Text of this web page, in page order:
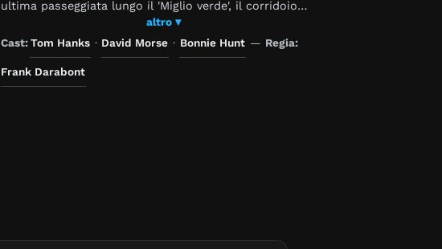
ultima passeggiata lungo il 'Miglio verde', il corridoio
rivestito di linoleum verde che li avrebbe condotti nella
stanza della sedia elettrica. Fra questi c'era anche John
due gemelline di nove anni. Nonostante avesse le
dimensioni e la forza per uccidere chiunque, Coffrey
altro ▾
Cast: Tom Hanks · David Morse · Bonnie Hunt — Regia:
Frank Darabont